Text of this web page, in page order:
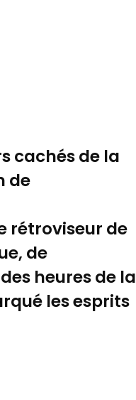
cachés de la
de
rétroviseur de
de
heures de la
les esprits